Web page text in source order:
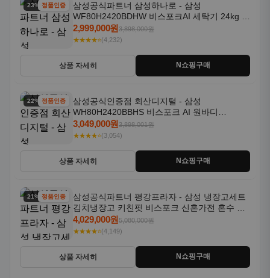
23% 할인정품인증
삼성공식파트너 삼성하나로 - 삼성
WF80H2420BDHW 비스포크AI 세탁기 24kg 건
조기 20kg 세제자동투입
2,999,000원3,898,000원
★★★★⭐(4,232)
상품 자세히 N쇼핑구매
22% 할인정품인증
삼성공식인증점 회산디지털 - 삼성
WH80H2420BBHS 비스포크 AI 원바디
24kg+20kg 세제자동투입 1등급
3,049,000원3,898,001원
★★★★⭐(3,054)
상품 자세히 N쇼핑구매
21% 할인정품인증
삼성공식파트너 평강프라자 - 삼성 냉장고세트
김치냉장고 키친핏 비스포크 신혼가전 혼수 입
주가전 빌트인 화이트
4,029,000원5,080,000원
★★★★⭐(4,149)
상품 자세히 N쇼핑구매